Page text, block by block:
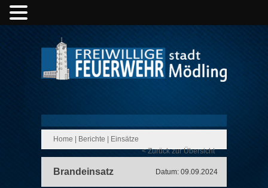
Home Berichte
Einsätze
< Zurück zur Übersicht
Brandeinsatz Datum: 09.09.2024